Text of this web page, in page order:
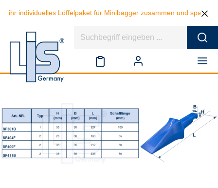
Löffelpaket für Minibagger zusammen und sparen